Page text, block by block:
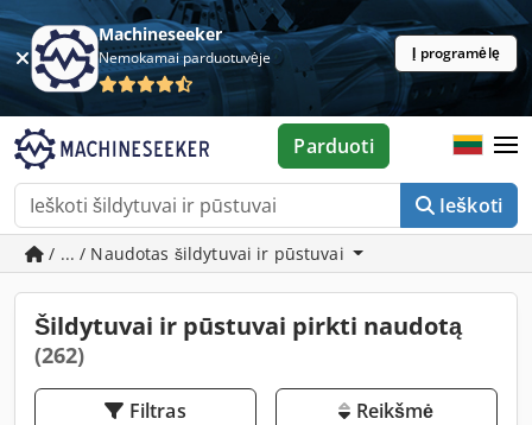
Machineseeker
Nemokamai parduotuvėje Į programėlę
Ieškoti
Parduoti
/ ... / Naudotas šildytuvai ir pūstuvai
Šildytuvai ir pūstuvai pirkti naudotą
(262)
Filtras Reikšmė